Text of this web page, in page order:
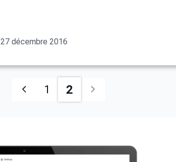
27 décembre 2016
1 2